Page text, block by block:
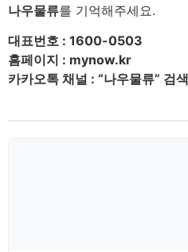
나우물류를 기억해주세요.
대표번호 : 1600-0503
홈페이지 : mynow.kr
카카오톡 채널 : “나우물류” 검색